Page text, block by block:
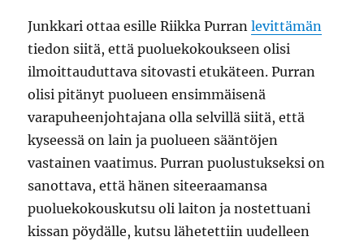
Junkkari ottaa esille Riikka Purranlevittämän
tiedon siitä, että puoluekokoukseen olisi
ilmoittauduttava sitovasti etukäteen. Purran
olisi pitänyt puolueen ensimmäisenä
varapuheenjohtajana olla selvillä siitä, että
kyseessä on lain ja puolueen sääntöjen
vastainen vaatimus. Purran puolustukseksi on
sanottava, että hänen siteeraamansa
puoluekokouskutsu oli laiton ja nostettuani
kissan pöydälle, kutsu lähetettiin uudelleen